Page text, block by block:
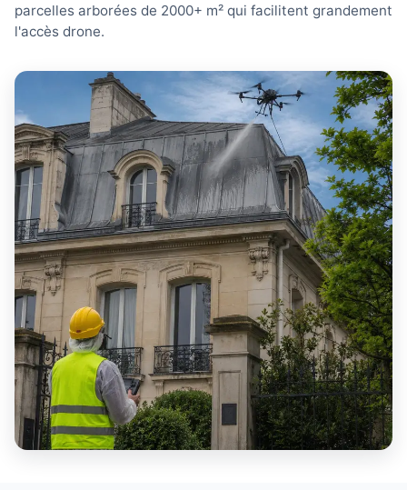
parcelles arborées de 2000+ m² qui facilitent grandement
l'accès drone.